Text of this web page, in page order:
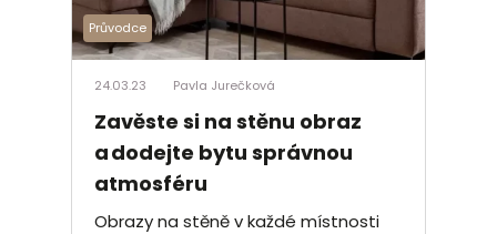
Průvodce
24.03.23 Pavla Jurečková
Zavěste si na stěnu obraz
a dodejte bytu správnou
atmosféru
Obrazy na stěně v každé místnosti